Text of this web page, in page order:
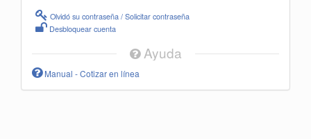
Olvidó su contraseña / Solicitar contraseña
Desbloquear cuenta
Ayuda
Manual - Cotizar en línea